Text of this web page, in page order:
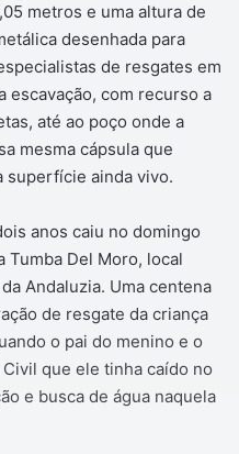
metros e uma altura de
desenhada para
de resgates em
escavação, com recurso a
até ao poço onde a
mesma cápsula que
superfície ainda vivo.
anos caiu no domingo
Tumba Del Moro, local
Andaluzia. Uma centena
de resgate da criança
o pai do menino e o
que ele tinha caído no
e busca de água naquela